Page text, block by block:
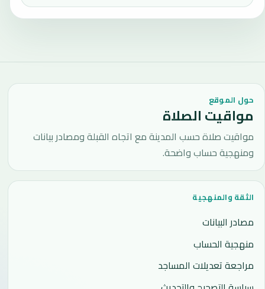
حول الموقع
مواقيت الصلاة
مواقيت صلاة حسب المدينة مع اتجاه القبلة ومصادر بيانات
ومنهجية حساب واضحة.
الثقة والمنهجية
مصادر البيانات
منهجية الحساب
مراجعة تعديلات المساجد